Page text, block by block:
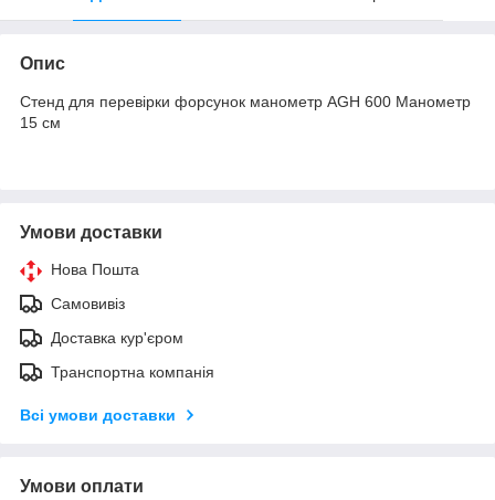
Опис
Стенд для перевірки форсунок манометр AGH 600 Манометр
15 см
Умови доставки
Нова Пошта
Самовивіз
Доставка кур'єром
Транспортна компанія
Всі умови доставки
Умови оплати